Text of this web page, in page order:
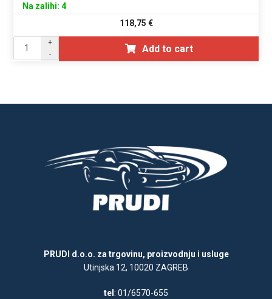
Na zalihi: 4
118,75 €
+
-
Add to cart
PRUDI d.o.o. za trgovinu, proizvodnju i usluge
Utinjska 12, 10020 ZAGREB
tel : 01/6570-655